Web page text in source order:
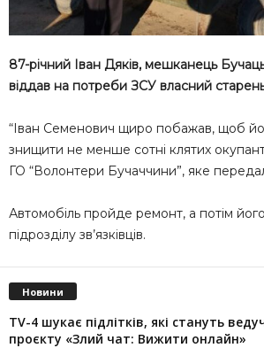
87-рiчний Iвaн Дякiв, мешканець
віддав на потреби ЗСУ влaсний
“Iвaн Семенович щиро побaжaв, щоб
знищити не менше сотнi клятих
ГО “Волонтери Бучaччини”, яке
Автомобіль пройде ремонт, а потім
пiдроздiлу зв’язкiвцiв.
Новини
TV-4 шукає підлітків, які стануть
проєкту «Злий чат: Вижити онлайн»